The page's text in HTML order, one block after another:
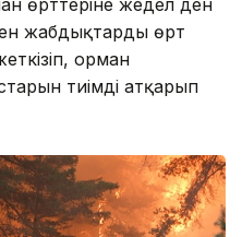
өрттеріне жедел ден
жабдықтарды өрт
орман
тиімді атқарып